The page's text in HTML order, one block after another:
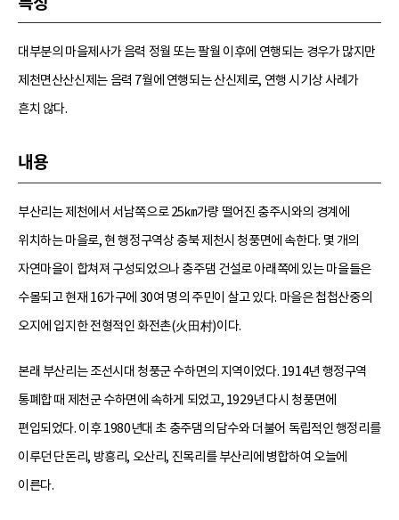
대부분의 마을제사가 음력 정월 또는 팔월 이후에 연행되는 경우가 많지만
제천면산산신제는 음력 7월에 연행되는 산신제로, 연행 시기상 사례가
흔치 않다.
내용
부산리는 제천에서 서남쪽으로 25㎞가량 떨어진 충주시와의 경계에
위치하는 마을로, 현 행정구역상 충북 제천시 청풍면에 속한다. 몇 개의
자연마을이 합쳐져 구성되었으나 충주댐 건설로 아래쪽에 있는 마을들은
수몰되고 현재 16가구에 30여 명의 주민이 살고 있다. 마을은 첩첩산중의
오지에 입지한 전형적인 화전촌(火田村)이다.
본래 부산리는 조선시대 청풍군 수하면의 지역이었다. 1914년 행정구역
통폐합 때 제천군 수하면에 속하게 되었고, 1929년 다시 청풍면에
편입되었다. 이후 1980년대 초 충주댐의 담수와 더불어 독립적인 행정리를
이루던 단돈리, 방흥리, 오산리, 진목리를 부산리에 병합하여 오늘에
이른다.